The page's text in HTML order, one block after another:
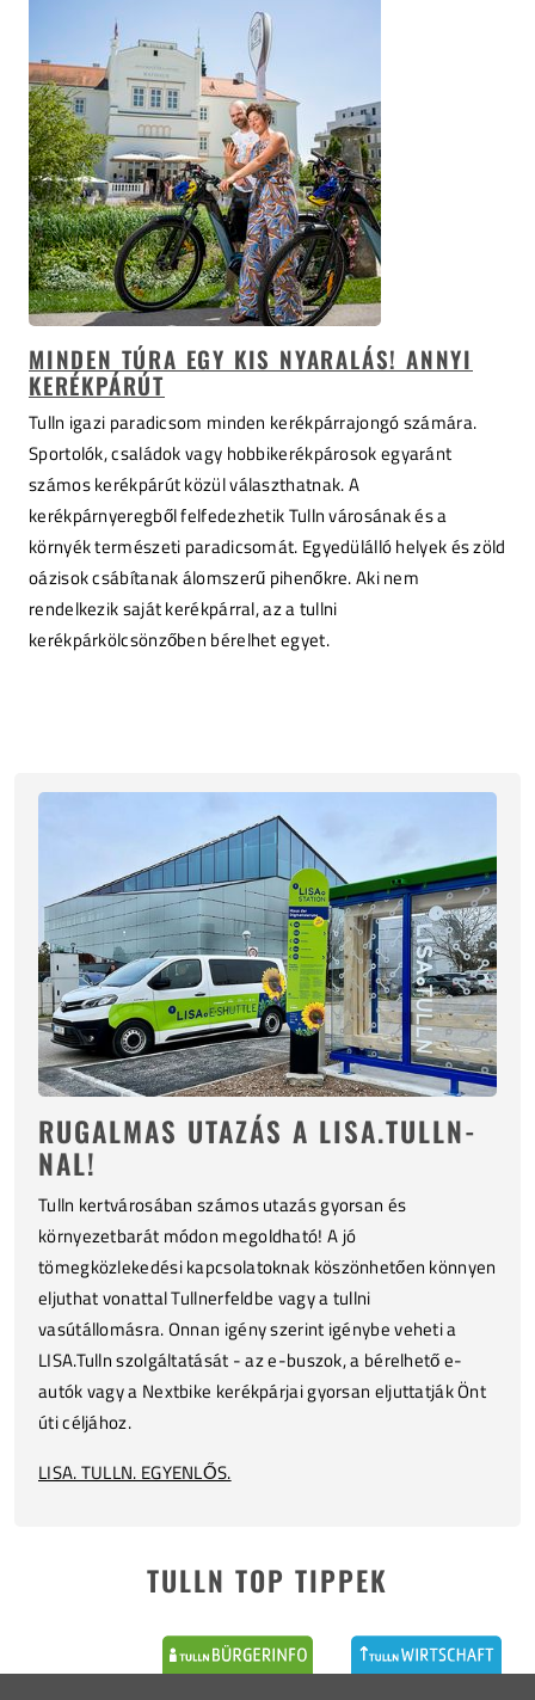
MINDEN TÚRA EGY KIS NYARALÁS! ANNYI
KERÉKPÁRÚT
Tulln igazi paradicsom minden kerékpárrajongó számára.
Sportolók, családok vagy hobbikerékpárosok egyaránt
számos kerékpárút közül választhatnak. A
kerékpárnyeregből felfedezhetik Tulln városának és a
környék természeti paradicsomát. Egyedülálló helyek és zöld
oázisok csábítanak álomszerű pihenőkre. Aki nem
rendelkezik saját kerékpárral, az a tullni
kerékpárkölcsönzőben bérelhet egyet.
RUGALMAS UTAZÁS A LISA.TULLN-
NAL!
Tulln kertvárosában számos utazás gyorsan és
környezetbarát módon megoldható! A jó
tömegközlekedési kapcsolatoknak köszönhetően könnyen
eljuthat vonattal Tullnerfeldbe vagy a tullni
vasútállomásra. Onnan igény szerint igénybe veheti a
LISA.Tulln szolgáltatását - az e-buszok, a bérelhető e-
autók vagy a Nextbike kerékpárjai gyorsan eljuttatják Önt
úti céljához.
LISA. TULLN. EGYENLŐS.
TULLN TOP TIPPEK